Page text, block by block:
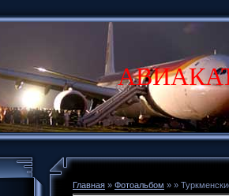
Главная » Фотоальбом » »